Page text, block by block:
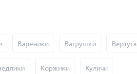
Вареники Ватрушки Вертута
Коржики Куличи